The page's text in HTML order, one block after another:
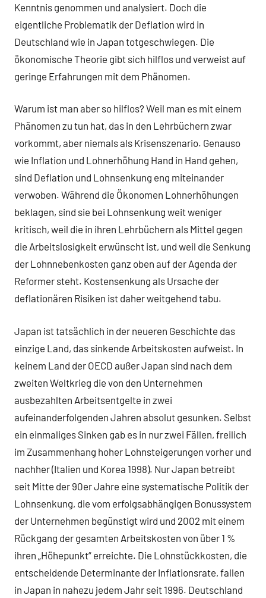
Kenntnis genommen und analysiert. Doch die
eigentliche Problematik der Deflation wird in
Deutschland wie in Japan totgeschwiegen. Die
ökonomische Theorie gibt sich hilflos und verweist auf
geringe Erfahrungen mit dem Phänomen.
Warum ist man aber so hilflos? Weil man es mit einem
Phänomen zu tun hat, das in den Lehrbüchern zwar
vorkommt, aber niemals als Krisenszenario. Genauso
wie Inflation und Lohnerhöhung Hand in Hand gehen,
sind Deflation und Lohnsenkung eng miteinander
verwoben. Während die Ökonomen Lohnerhöhungen
beklagen, sind sie bei Lohnsenkung weit weniger
kritisch, weil die in ihren Lehrbüchern als Mittel gegen
die Arbeitslosigkeit erwünscht ist, und weil die Senkung
der Lohnnebenkosten ganz oben auf der Agenda der
Reformer steht. Kostensenkung als Ursache der
deflationären Risiken ist daher weitgehend tabu.
Japan ist tatsächlich in der neueren Geschichte das
einzige Land, das sinkende Arbeitskosten aufweist. In
keinem Land der OECD außer Japan sind nach dem
zweiten Weltkrieg die von den Unternehmen
ausbezahlten Arbeitsentgelte in zwei
aufeinanderfolgenden Jahren absolut gesunken. Selbst
ein einmaliges Sinken gab es in nur zwei Fällen, freilich
im Zusammenhang hoher Lohnsteigerungen vorher und
nachher (Italien und Korea 1998). Nur Japan betreibt
seit Mitte der 90er Jahre eine systematische Politik der
Lohnsenkung, die vom erfolgsabhängigen Bonussystem
der Unternehmen begünstigt wird und 2002 mit einem
Rückgang der gesamten Arbeitskosten von über 1 %
ihren „Höhepunkt“ erreichte. Die Lohnstückkosten, die
entscheidende Determinante der Inflationsrate, fallen
in Japan in nahezu jedem Jahr seit 1996. Deutschland